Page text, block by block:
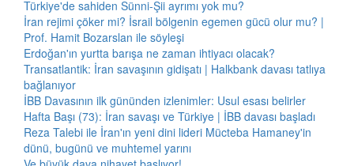
Türkiye'de sahiden Sünni-Şii ayrımı yok mu?
İran rejimi çöker mi? İsrail bölgenin egemen gücü olur mu? |
Prof. Hamit Bozarslan ile söyleşi
Erdoğan'ın yurtta barışa ne zaman ihtiyacı olacak?
Transatlantik: İran savaşının gidişatı | Halkbank davası tatlıya
bağlanıyor
İBB Davasının ilk gününden izlenimler: Usul esası belirler
Hafta Başı (73): İran savaşı ve Türkiye | İBB davası başladı
Reza Talebi ile İran'ın yeni dini lideri Mücteba Hamaney'in
dünü, bugünü ve muhtemel yarını